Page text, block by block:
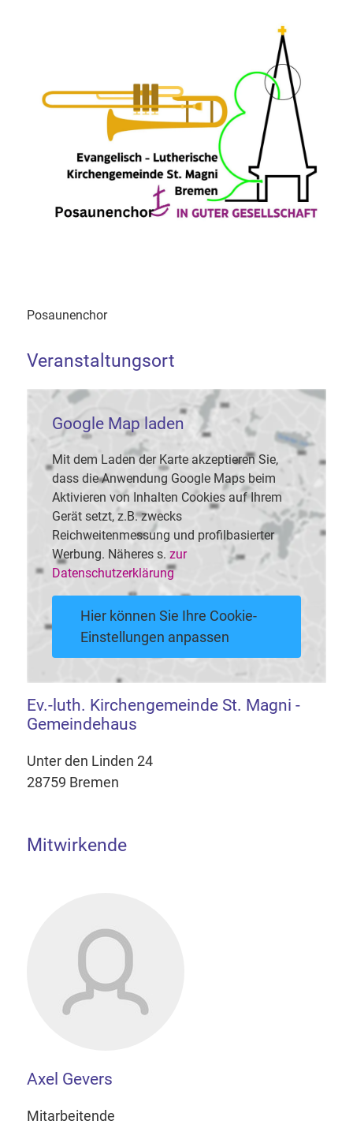
Posaunenchor
Veranstaltungsort
Google Map laden
Mit dem Laden der Karte akzeptieren Sie,
dass die Anwendung Google Maps beim
Aktivieren von Inhalten Cookies auf Ihrem
Gerät setzt, z.B. zwecks
Reichweitenmessung und profilbasierter
Werbung. Näheres s. zur
Datenschutzerklärung
Hier können Sie Ihre Cookie-
Einstellungen anpassen
Ev.-luth. Kirchengemeinde St. Magni -
Gemeindehaus
Unter den Linden 24
28759 Bremen
Mitwirkende
Axel Gevers
Mitarbeitende